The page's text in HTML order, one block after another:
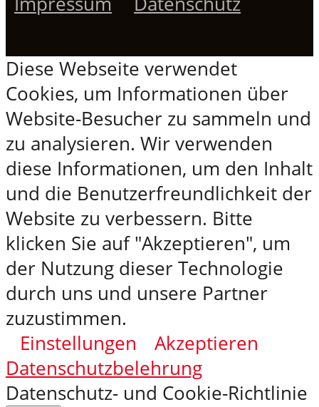
Diese Webseite verwendet
Cookies, um Informationen über
Website-Besucher zu sammeln und
zu analysieren. Wir verwenden
diese Informationen, um den Inhalt
und die Benutzerfreundlichkeit der
Website zu verbessern. Bitte
klicken Sie auf "Akzeptieren", um
der Nutzung dieser Technologie
durch uns und unsere Partner
zuzustimmen.
Einstellungen
Akzeptieren
Datenschutzbelehrung
Datenschutz- und Cookie-Richtlinie